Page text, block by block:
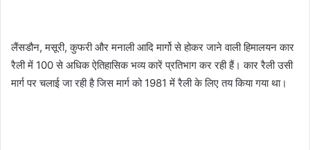
लैंसडौन, मसूरी, कुफरी और मनाली आदि मार्गो से होकर जाने वाली हिमालयन कार
रैली में 100 से अधिक ऐतिहासिक भव्य कारें प्रतिभाग कर रही हैं। कार रैली उसी
मार्ग पर चलाई जा रही है जिस मार्ग को 1981 में रैली के लिए तय किया गया था।